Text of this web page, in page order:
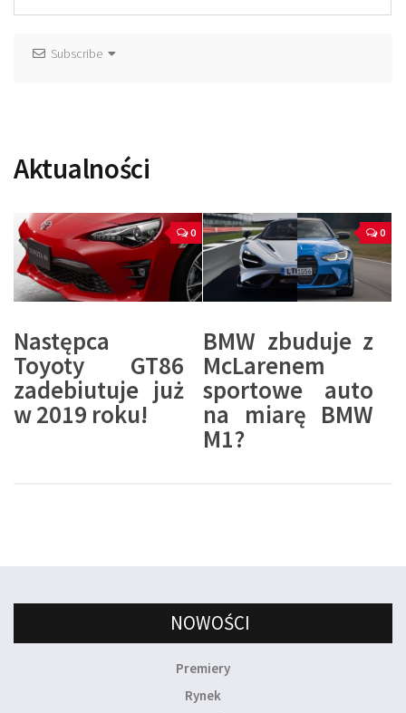
Subscribe
Aktualności
0
Następca
Toyoty GT86
zadebiutuje już
w 2019 roku!
0
BMW zbuduje z
McLarenem
sportowe auto
na miarę BMW
M1?
NOWOŚCI
Premiery
Rynek